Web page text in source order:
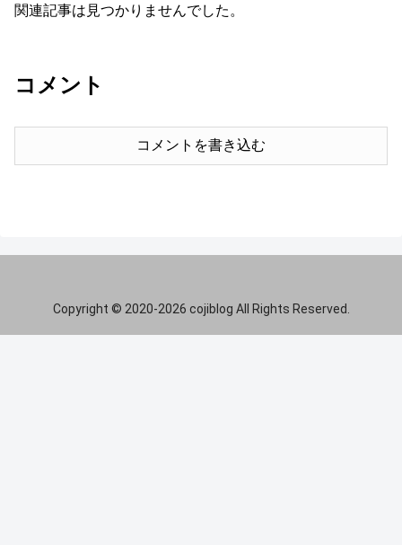
関連記事は見つかりませんでした。
コメント
コメントを書き込む
Copyright © 2020-2026 cojiblog All Rights Reserved.